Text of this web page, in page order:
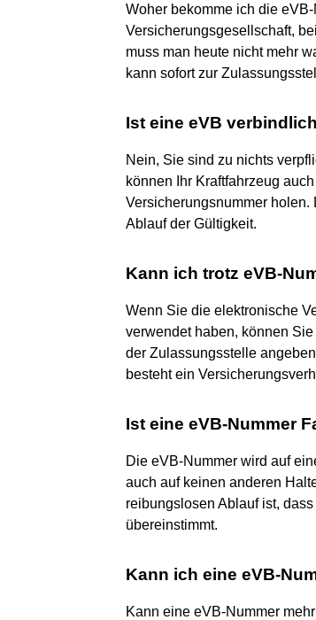
Woher bekomme ich die
Versicherungsgesellschaft,
muss man heute nicht mehr
kann sofort zur
Ist eine eVB
Nein, Sie sind zu nichts
können Ihr Kraftfahrzeug
Versicherungsnummer
Ablauf der Gültigkeit.
Kann ich trotz eVB-
Wenn Sie die elektronische
verwendet haben, können
der Zulassungsstelle
besteht ein
Ist eine eVB-Nummer
Die eVB-Nummer wird auf
auch auf keinen anderen
reibungslosen Ablauf ist,
übereinstimmt.
Kann ich eine eVB-
Kann eine eVB-Nummer